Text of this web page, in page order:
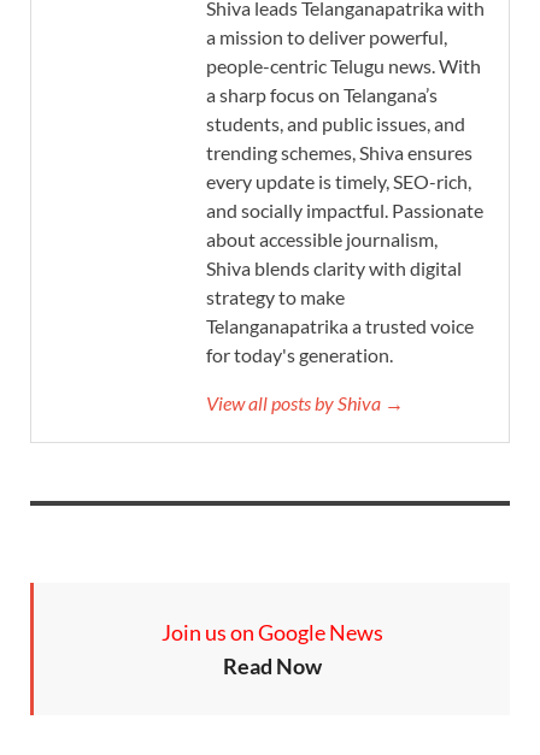
Shiva leads Telanganapatrika with
a mission to deliver powerful,
people-centric Telugu news. With
a sharp focus on Telangana’s
students, and public issues, and
trending schemes, Shiva ensures
every update is timely, SEO-rich,
and socially impactful. Passionate
about accessible journalism,
Shiva blends clarity with digital
strategy to make
Telanganapatrika a trusted voice
for today's generation.
View all posts by Shiva →
Join us on Google News
Read Now